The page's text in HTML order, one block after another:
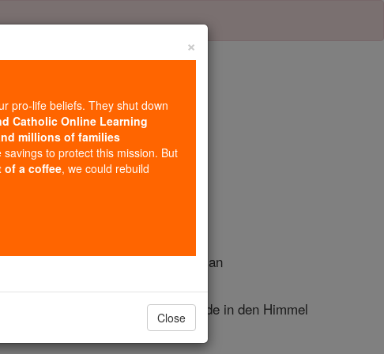
Kapitel 1
und gelehrt hatten von Anfang an
Geist erwählt hatte, und wurde in den Himmel
×
pro-life beliefs. They shut down
Catholic Online Learning
millions of families
to protect this mission. But
of a coffee, we could rebuild
Close